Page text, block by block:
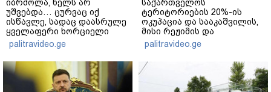
იბრძოლა, ხელს არ
უშვებდა… ცურვაც იქ
ისწავლე, სადაც დაასრულე
ყველაფერი ხორციელი
ცხოვრებიდან" – რას წერს
ხობში დაღუპული დედა-
შვილის ახლობელი?
palitravideo.ge
საქართველოს
ტერიტორიების 20%-ის
ოკუპაცია და სააკაშვილის,
მისი რეჟიმის და
"ნაცმოძრაობის" ღალატი
ვერანაირად ვერ
გადაფარავს ამ
დანაშაულს" - ირაკლი
palitravideo.ge